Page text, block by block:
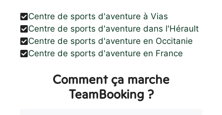
Centre de sports d'aventure à Vias
Centre de sports d'aventure dans l'Hérault
Centre de sports d'aventure en Occitanie
Centre de sports d'aventure en France
Comment ça marche
TeamBooking ?